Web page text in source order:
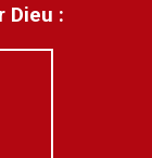
Dieu :